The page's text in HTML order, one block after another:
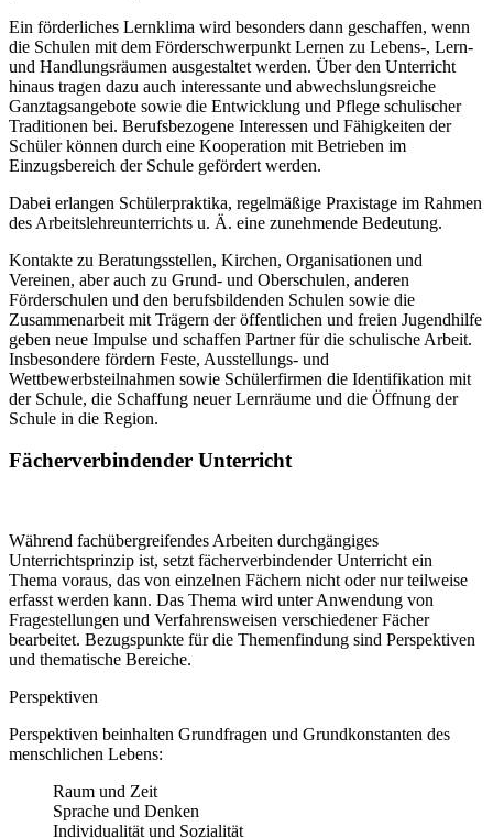
Ein förderliches Lernklima wird besonders dann geschaffen, wenn
die Schulen mit dem Förderschwerpunkt Lernen zu Lebens-, Lern-
und Handlungsräumen ausgestaltet werden. Über den Unterricht
hinaus tragen dazu auch interessante und abwechslungsreiche
Ganztagsangebote sowie die Entwicklung und Pflege schulischer
Traditionen bei. Berufsbezogene Interessen und Fähigkeiten der
Schüler können durch eine Kooperation mit Betrieben im
Einzugsbereich der Schule gefördert werden.
Dabei erlangen Schülerpraktika, regelmäßige Praxistage im Rahmen
des Arbeitslehreunterrichts u. Ä. eine zunehmende Bedeutung.
Kontakte zu Beratungsstellen, Kirchen, Organisationen und
Vereinen, aber auch zu Grund- und Oberschulen, anderen
Förderschulen und den berufsbildenden Schulen sowie die
Zusammenarbeit mit Trägern der öffentlichen und freien Jugendhilfe
geben neue Impulse und schaffen Partner für die schulische Arbeit.
Insbesondere fördern Feste, Ausstellungs- und
Wettbewerbsteilnahmen sowie Schülerfirmen die Identifikation mit
der Schule, die Schaffung neuer Lernräume und die Öffnung der
Schule in die Region.
Fächerverbindender Unterricht
Während fachübergreifendes Arbeiten durchgängiges
Unterrichtsprinzip ist, setzt fächerverbindender Unterricht ein
Thema voraus, das von einzelnen Fächern nicht oder nur teilweise
erfasst werden kann. Das Thema wird unter Anwendung von
Fragestellungen und Verfahrensweisen verschiedener Fächer
bearbeitet. Bezugspunkte für die Themenfindung sind Perspektiven
und thematische Bereiche.
Perspektiven
Perspektiven beinhalten Grundfragen und Grundkonstanten des
menschlichen Lebens:
Raum und Zeit
Sprache und Denken
Individualität und Sozialität